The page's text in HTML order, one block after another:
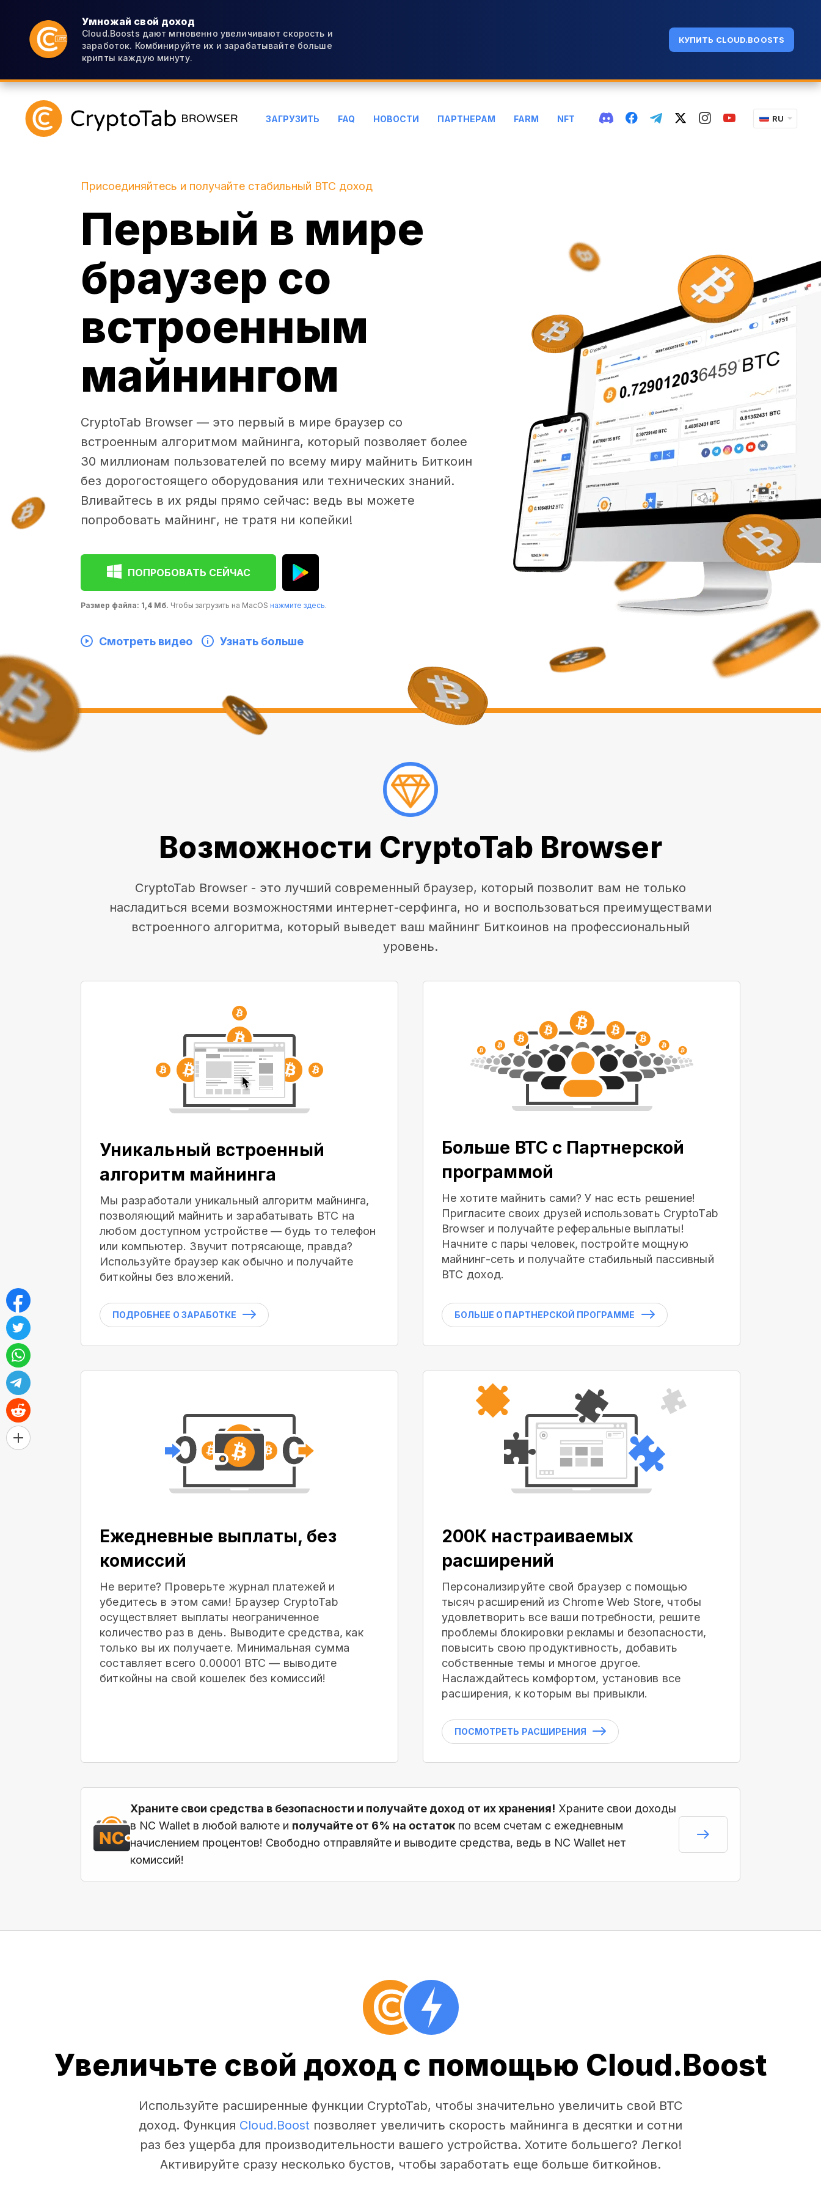
Умножай свой доход
Cloud.Boosts дают мгновенно увеличивают скорость и
заработок. Комбинируйте их и зарабатывайте больше
крипты каждую минуту.
КУПИТЬ CLOUD.BOOSTS
ЗАГРУЗИТЬ FAQ НОВОСТИ ПАРТНЕРАМ FARM NFT RU
Присоединяйтесь и получайте стабильный BTC доход
Первый в мире
браузер со
встроенным
майнингом
CryptoTab Browser — это первый в мире браузер со
встроенным алгоритмом майнинга, который позволяет более
30 миллионам пользователей по всему миру майнить Биткоин
без дорогостоящего оборудования или технических знаний.
Вливайтесь в их ряды прямо сейчас: ведь вы можете
попробовать майнинг, не тратя ни копейки!
ПОПРОБОВАТЬ СЕЙЧАС
Размер файла: 1,4 Мб. Чтобы загрузить на MacOS нажмите здесь.
Смотреть видео Узнать больше
Возможности CryptoTab Browser
CryptoTab Browser - это лучший современный браузер, который позволит вам не только
насладиться всеми возможностями интернет-серфинга, но и воспользоваться преимуществами
встроенного алгоритма, который выведет ваш майнинг Биткоинов на профессиональный
уровень.
Уникальный встроенный
алгоритм майнинга
Мы разработали уникальный алгоритм майнинга,
позволяющий майнить и зарабатывать BTC на
любом доступном устройстве — будь то телефон
или компьютер. Звучит потрясающе, правда?
Используйте браузер как обычно и получайте
биткойны без вложений.
ПОДРОБНЕЕ О ЗАРАБОТКЕ
Больше BTC с Партнерской
программой
Не хотите майнить сами? У нас есть решение!
Пригласите своих друзей использовать CryptoTab
Browser и получайте реферальные выплаты!
Начните с пары человек, постройте мощную
майнинг-сеть и получайте стабильный пассивный
BTC доход.
БОЛЬШЕ О ПАРТНЕРСКОЙ ПРОГРАММЕ
Ежедневные выплаты, без
комиссий
Не верите? Проверьте журнал платежей и
убедитесь в этом сами! Браузер CryptoTab
осуществляет выплаты неограниченное
количество раз в день. Выводите средства, как
только вы их получаете. Минимальная сумма
составляет всего 0.00001 BTC — выводите
биткойны на свой кошелек без комиссий!
200К настраиваемых
расширений
Персонализируйте свой браузер с помощью
тысяч расширений из Chrome Web Store, чтобы
удовлетворить все ваши потребности, решите
проблемы блокировки рекламы и безопасности,
повысить свою продуктивность, добавить
собственные темы и многое другое.
Наслаждайтесь комфортом, установив все
расширения, к которым вы привыкли.
ПОСМОТРЕТЬ РАСШИРЕНИЯ
Храните свои средства в безопасности и получайте доход от их хранения! Храните свои доходы
в NC Wallet в любой валюте и получайте от 6% на остаток по всем счетам с ежедневным
начислением процентов! Свободно отправляйте и выводите средства, ведь в NC Wallet нет
комиссий!
Увеличьте свой доход с помощью Cloud.Boost
Используйте расширенные функции CryptoTab, чтобы значительно увеличить свой BTC
доход. Функция Cloud.Boost позволяет увеличить скорость майнинга в десятки и сотни
раз без ущерба для производительности вашего устройства. Хотите большего? Легко!
Активируйте сразу несколько бустов, чтобы заработать еще больше биткойнов.